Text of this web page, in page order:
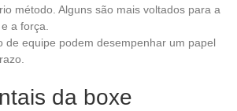
método. Alguns são mais voltados para a
a força.
de equipe podem desempenhar um papel
da boxe